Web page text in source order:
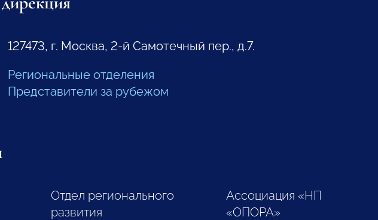
127473, г. Москва, 2-й Самотечный пер., д.7.
Региональные отделения
Представители за рубежом
Отдел регионального
развития
Ассоциация «НП
«ОПОРА»